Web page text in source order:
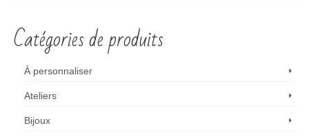
Catégories de produits
À personnaliser
Ateliers
Bijoux